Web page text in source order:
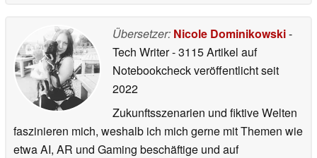
Übersetzer: Nicole Dominikowski-
Tech Writer- 3115 Artikel auf
Notebookcheck veröffentlichtseit
2022
Zukunftsszenarien und fiktive Welten
faszinieren mich, weshalb ich mich gerne mit Themen wie
etwa AI, AR und Gaming beschäftige und auf